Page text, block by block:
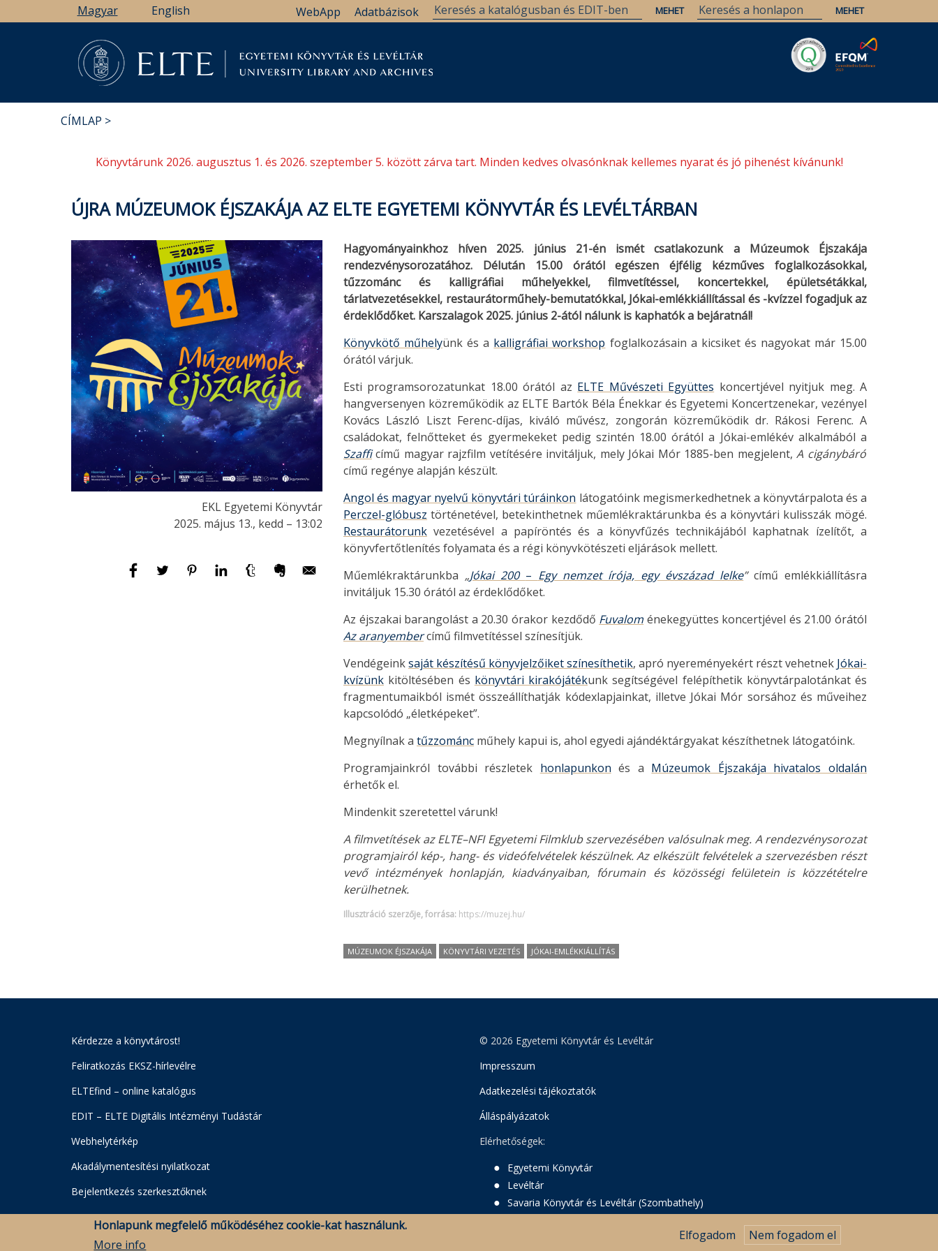
a
Magyar English Adatbázisok
WebApp
CÍMLAP
Könyvtárunk 2026. augusztus 1. és 2026. szeptember 5. között zárva tart. Minden kedves olvasónknak kellemes nyarat és jó pihenést kívánunk!
ÚJRA MÚZEUMOK ÉJSZAKÁJA AZ ELTE EGYETEMI KÖNYVTÁR ÉS LEVÉLTÁRBAN
EKL Egyetemi Könyvtár
2025. május 13., kedd – 13:02
Hagyományainkhoz híven 2025. június 21-én ismét csatlakozunk a Múzeumok Éjszakája
rendezvénysorozatához. Délután 15.00 órától egészen éjfélig kézműves foglalkozásokkal,
tűzzománc és kalligráfiai műhelyekkel, filmvetítéssel, koncertekkel, épületsétákkal,
tárlatvezetésekkel, restaurátorműhely-bemutatókkal, Jókai-emlékkiállítással és -kvízzel fogadjuk az
érdeklődőket. Karszalagok 2025. június 2-ától nálunk is kaphatók a bejáratnál!
Könyvkötő műhelyünk és a kalligráfiai workshop foglalkozásain a kicsiket és nagyokat már 15.00
órától várjuk.
Esti programsorozatunkat 18.00 órától az ELTE Művészeti Együttes koncertjével nyitjuk meg. A
hangversenyen közreműködik az ELTE Bartók Béla Énekkar és Egyetemi Koncertzenekar, vezényel
Kovács László Liszt Ferenc-díjas, kiváló művész, zongorán közreműködik dr. Rákosi Ferenc. A
családokat, felnőtteket és gyermekeket pedig szintén 18.00 órától a Jókai-emlékév alkalmából a
Szafficímű magyar rajzfilm vetítésére invitáljuk, mely Jókai Mór 1885-ben megjelent,A cigánybáró
című regénye alapján készült.
Angol és magyar nyelvű könyvtári túráinkon látogatóink megismerkedhetnek a könyvtárpalota és a
Perczel-glóbusz történetével, betekinthetnek műemlékraktárunkba és a könyvtári kulisszák mögé.
Restaurátorunk vezetésével a papíröntés és a könyvfűzés technikájából kaphatnak ízelítőt, a
könyvfertőtlenítés folyamata és a régi könyvkötészeti eljárások mellett.
Műemlékraktárunkba „Jókai 200 – Egy nemzet írója, egy évszázad lelke”című emlékkiállításra
invitáljuk 15.30 órától az érdeklődőket.
Az éjszakai barangolást a 20.30 órakor kezdődő Fuvalom énekegyüttes koncertjével és 21.00 órától
Az aranyembercímű filmvetítéssel színesítjük.
Vendégeinksaját készítésű könyvjelzőiket színesíthetik, apró nyereményekért részt vehetnek Jókai-
kvízünk kitöltésében és könyvtári kirakójátékunk segítségével felépíthetik könyvtárpalotánkat és
fragmentumaikból ismét összeállíthatják kódexlapjainkat, illetve Jókai Mór sorsához és műveihez
kapcsolódó „életképeket”.
Megnyílnak a tűzzománc műhely kapui is, ahol egyedi ajándéktárgyakat készíthetnek látogatóink.
Programjainkról további részletek honlapunkon és a Múzeumok Éjszakája hivatalos oldalán
érhetők el.
Mindenkit szeretettel várunk!
A filmvetítések az ELTE–NFI Egyetemi Filmklub szervezésében valósulnak meg. A rendezvénysorozat
programjairól kép-, hang- és videófelvételek készülnek. Az elkészült felvételek a szervezésben részt
vevő intézmények honlapján, kiadványaiban, fórumain és közösségi felületein is közzétételre
kerülhetnek.
Illusztráció szerzője, forrása: https://muzej.hu/
MÚZEUMOK ÉJSZAKÁJA KÖNYVTÁRI VEZETÉS JÓKAI-EMLÉKKIÁLLÍTÁS
Kérdezze a könyvtárost!
Feliratkozás EKSZ-hírlevélre
ELTEfind – online katalógus
EDIT – ELTE Digitális Intézményi Tudástár
Webhelytérkép
Akadálymentesítési nyilatkozat
Bejelentkezés szerkesztőknek
© 2026 Egyetemi Könyvtár és Levéltár
Impresszum
Adatkezelési tájékoztatók
Álláspályázatok
Elérhetőségek:
Egyetemi Könyvtár
Levéltár
Savaria Könyvtár és Levéltár (Szombathely)
Honlapunk megfelelő működéséhez cookie-kat használunk.
More info
Elfogadom Nem fogadom el